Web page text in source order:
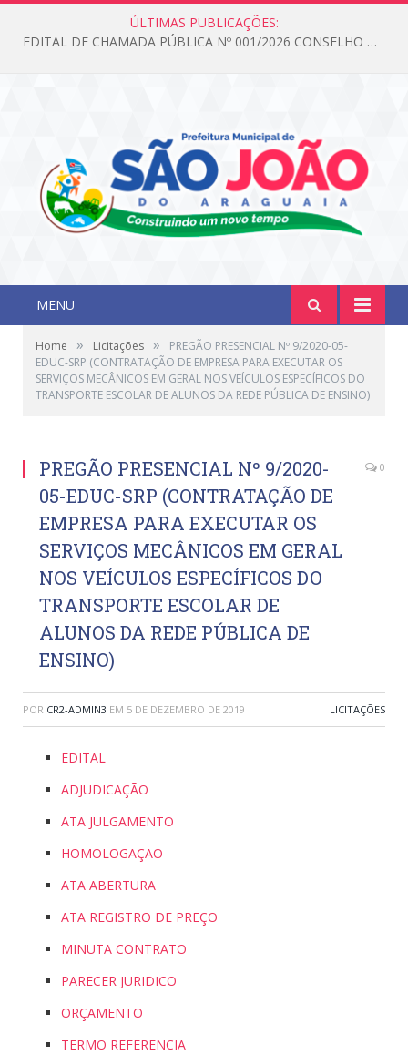
ÚLTIMAS PUBLICAÇÕES:
EDITAL DE CHAMADA PÚBLICA Nº 001/2026 CONSELHO DOS DIREITOS DA CRIANÇA E DO ADOLESCENTE
MENU
Home » Licitações »
PREGÃO PRESENCIAL Nº 9/2020-05-
EDUC-SRP (CONTRATAÇÃO DE EMPRESA PARA EXECUTAR OS
SERVIÇOS MECÂNICOS EM GERAL NOS VEÍCULOS ESPECÍFICOS DO
TRANSPORTE ESCOLAR DE ALUNOS DA REDE PÚBLICA DE ENSINO)
PREGÃO PRESENCIAL Nº 9/2020-
05-EDUC-SRP (CONTRATAÇÃO DE
EMPRESA PARA EXECUTAR OS
SERVIÇOS MECÂNICOS EM GERAL
NOS VEÍCULOS ESPECÍFICOS DO
TRANSPORTE ESCOLAR DE
ALUNOS DA REDE PÚBLICA DE
ENSINO)
0
POR CR2-ADMIN3 EM 5 DE DEZEMBRO DE 2019 LICITAÇÕES
EDITAL
ADJUDICAÇÃO
ATA JULGAMENTO
HOMOLOGAÇAO
ATA ABERTURA
ATA REGISTRO DE PREÇO
MINUTA CONTRATO
PARECER JURIDICO
ORÇAMENTO
TERMO REFERENCIA